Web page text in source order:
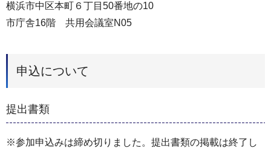
横浜市中区本町６丁目50番地の10
市庁舎16階 共用会議室N05
申込について
提出書類
※参加申込みは締め切りました。提出書類の掲載は終了し